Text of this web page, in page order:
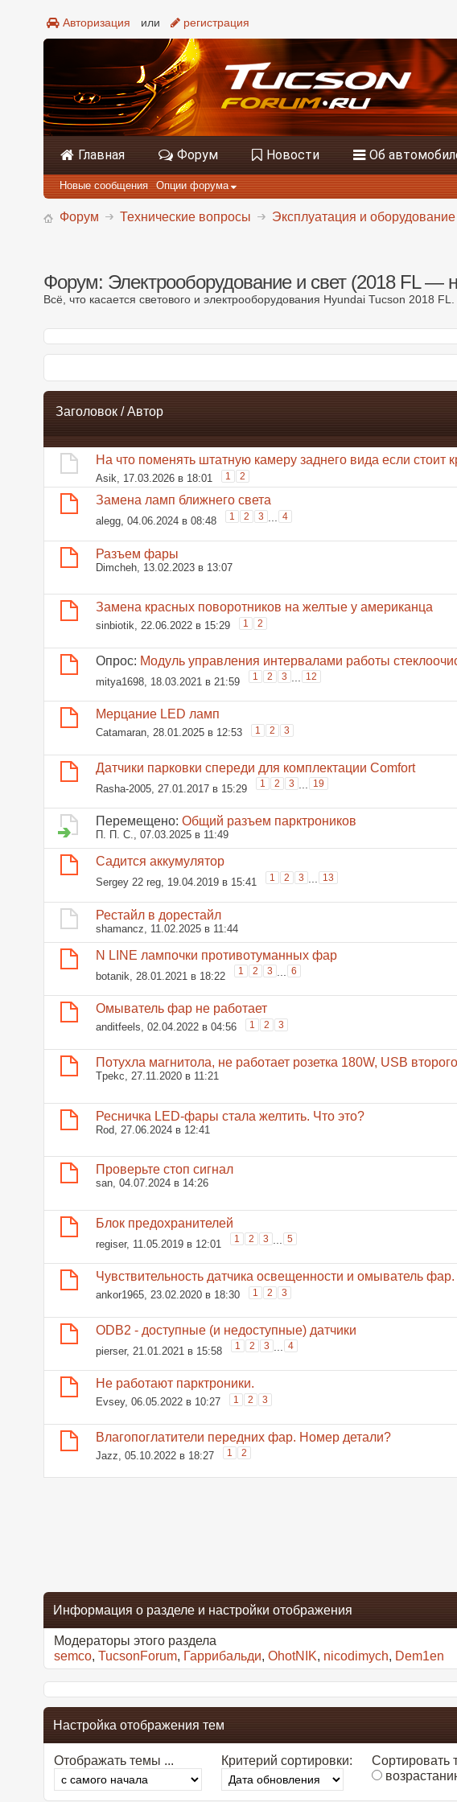
Авторизация или регистрация
Главная Форум Новости Об
Новые сообщения Опции форума
Форум Технические вопросы Эксплуатация и
Форум: Электрооборудование и свет (2018 FL —
Всё, что касается светового и электрооборудования Hyundai Tucson 2018 FL.
Заголовок/Автор
На что поменять штатную камеру заднего вида если стоит
Asik , 17.03.2026 в 18:01 1 2
Замена ламп ближнего света
alegg, 04.06.2024 в 08:48 1 2 3 4
Разъем фары
Dimcheh, 13.02.2023 в 13:07
Замена красных поворотников на желтые у американца
sinbiotik , 22.06.2022 в 15:29 1 2
Опрос: Модуль управления интервалами работы
mitya1698, 18.03.2021 в 21:59 1 2 3 ... 12
Мерцание LED ламп
Catamaran, 28.01.2025 в 12:53 1 2 3
Датчики парковки спереди для комплектации Comfort
Rasha-2005, 27.01.2017 в 15:29 1 2 3 ... 19
Перемещено: Общий разъем парктроников
П. П. С., 07.03.2025 в 11:49
Садится аккумулятор
Sergey 22 reg, 19.04.2019 в 15:41 1 2 3 13
Рестайл в дорестайл
shamancz , 11.02.2025 в 11:44
N LINE лампочки противотуманных фар
botanik , 28.01.2021 в 18:22 1 2 3 ... 6
Омыватель фар не работает
anditfeels , 02.04.2022 в 04:56 1 2 3
Потухла магнитола, не работает розетка 180W, USB
Tpekc , 27.11.2020 в 11:21
Ресничка LED-фары стала желтить. Что это?
Rod, 27.06.2024 в 12:41
Проверьте стоп сигнал
san, 04.07.2024 в 14:26
Блок предохранителей
regiser, 11.05.2019 в 12:01 1 2 3 5
Чувствительность датчика освещенности и омыватель фар.
ankor1965, 23.02.2020 в 18:30 1 2 3
ODB2 - доступные (и недоступные) датчики
pierser, 21.01.2021 в 15:58 1 2 3 4
Не работают парктроники.
Evsey, 06.05.2022 в 10:27 1 2 3
Влагопоглатители передних фар. Номер детали?
Jazz , 05.10.2022 в 18:27 1 2
Информация о разделе и настройки отображения
Модераторы этого раздела
semco, TucsonForum, Гаррибальди, OhotNIK, nicodimych, Dem1en
Настройка отображения тем
Отображать темы ... Критерий сортировки:
Сортировать